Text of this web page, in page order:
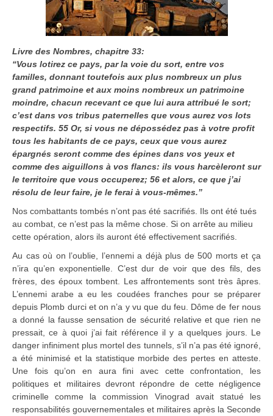
Livre des Nombres, chapitre 33:
“Vous lotirez ce pays, par la voie du sort, entre vos
familles, donnant toutefois aux plus nombreux un plus
grand patrimoine et aux moins nombreux un patrimoine
moindre, chacun recevant ce que lui aura attribué le sort;
c’est dans vos tribus paternelles que vous aurez vos lots
respectifs. 55 Or, si vous ne dépossédez pas à votre profit
tous les habitants de ce pays, ceux que vous aurez
épargnés seront comme des épines dans vos yeux et
comme des aiguillons à vos flancs: ils vous harcèleront sur
le territoire que vous occuperez; 56 et alors, ce que j’ai
résolu de leur faire, je le ferai à vous-mêmes.”
Nos combattants tombés n’ont pas été sacrifiés. Ils ont été tués
au combat, ce n’est pas la même chose. Si on arrête au milieu
cette opération, alors ils auront été effectivement sacrifiés.
Au cas où on l’oublie, l’ennemi a déjà plus de 500 morts et ça
n’ira qu’en exponentielle. C’est dur de voir que des fils, des
frères, des époux tombent. Les affrontements sont très âpres.
L’ennemi arabe a eu les coudées franches pour se préparer
depuis Plomb durci et on n’a y vu que du feu. Dôme de fer nous
a donné la fausse sensation de sécurité relative et que rien ne
pressait, ce à quoi j’ai fait référence il y a quelques jours. Le
danger infiniment plus mortel des tunnels, s’il n’a pas été ignoré,
a été minimisé et la statistique morbide des pertes en atteste.
Une fois qu’on en aura fini avec cette confrontation, les
politiques et militaires devront répondre de cette négligence
criminelle comme la commission Vinograd avait statué les
responsabilités gouvernementales et militaires après la Seconde